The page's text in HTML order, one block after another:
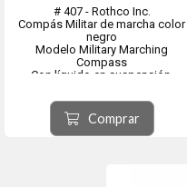
# 407 - Rothco Inc.
Compás Militar de marcha color
negro
Modelo Military Marching
Compass
Con líquido en suspensión.
El líquido protegerá contra
oscilaciones excesivas mejorando
la legibilidad y reduciendo el
desgaste.
Comprar